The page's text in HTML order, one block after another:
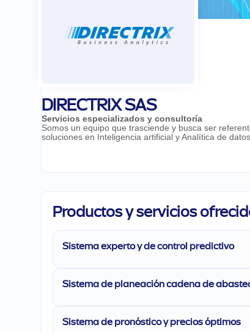
DIRECTRIX SAS
Servicios especializados y consultoría
Somos un equipo que trasciende y busca ser
soluciones en Inteligencia artificial y Analítica de
Productos y servicios
Sistema experto y de control predictivo
Sistema de planeación cadena de
Sistema de pronóstico y precios óptimos